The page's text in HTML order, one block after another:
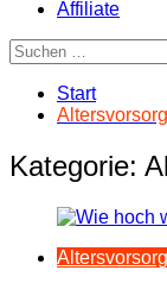
Affiliate
Start
Kategorie: